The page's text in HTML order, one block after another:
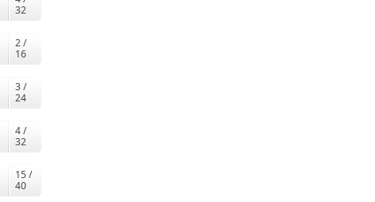
32
2 /
16
3 /
24
4 /
32
15 /
40